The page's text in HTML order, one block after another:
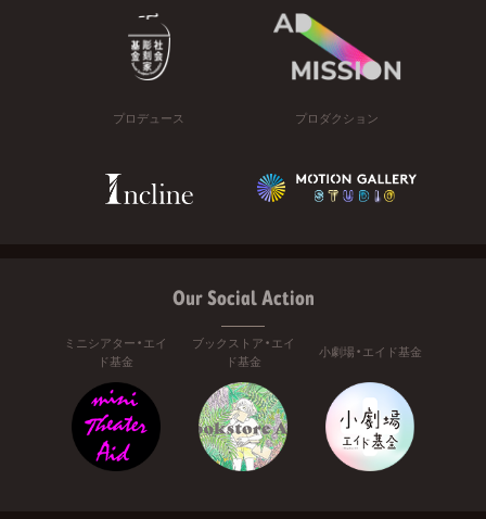
プロデュース プロダクション
Our Social Action
ミニシアター・エイ
ド基金
ブックストア・エイ
ド基金
小劇場・エイド基金